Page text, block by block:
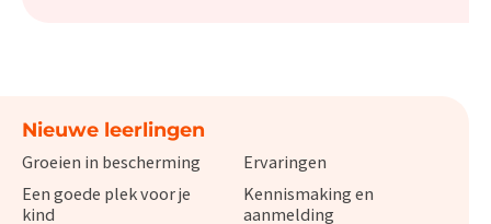
Nieuwe leerlingen
Groeien in bescherming
Een goede plek voor je
kind
Ervaringen
Kennismaking en
aanmelding